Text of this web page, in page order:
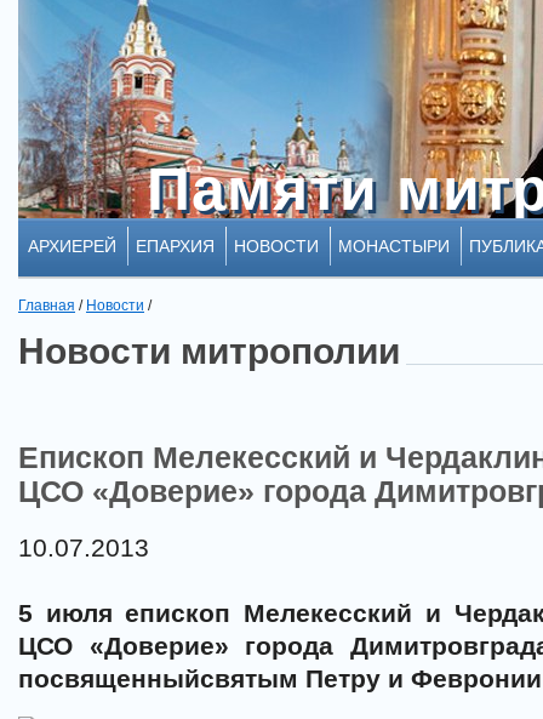
Памяти
Памяти
АРХИЕРЕЙ ЕПАРХИЯ НОВОСТИ МОНАСТЫРИ
Главная / Новости /
Новости митрополии
Епископ Мелекесский и
ЦСО «Доверие» города
10.07.2013
5 июля епископ Мелекесский и
ЦСО «Доверие» города
посвященныйсвятым Петру и